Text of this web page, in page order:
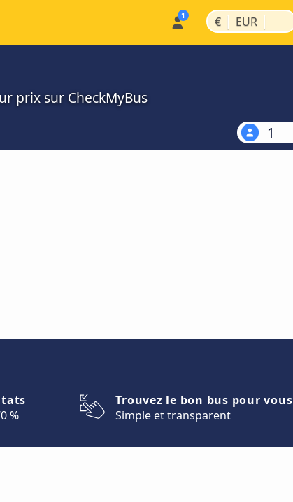
€ | EUR |
prix sur CheckMyBus
1
%
Trouvez le bon bus pour vous
Simple et transparent